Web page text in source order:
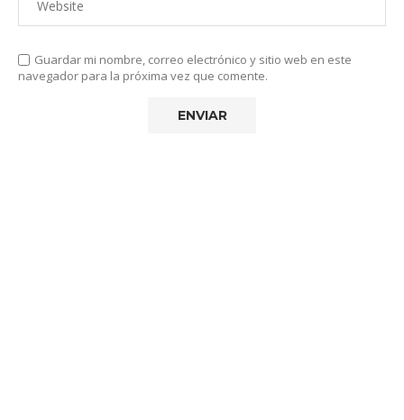
Guardar mi nombre, correo electrónico y sitio web en este
navegador para la próxima vez que comente.